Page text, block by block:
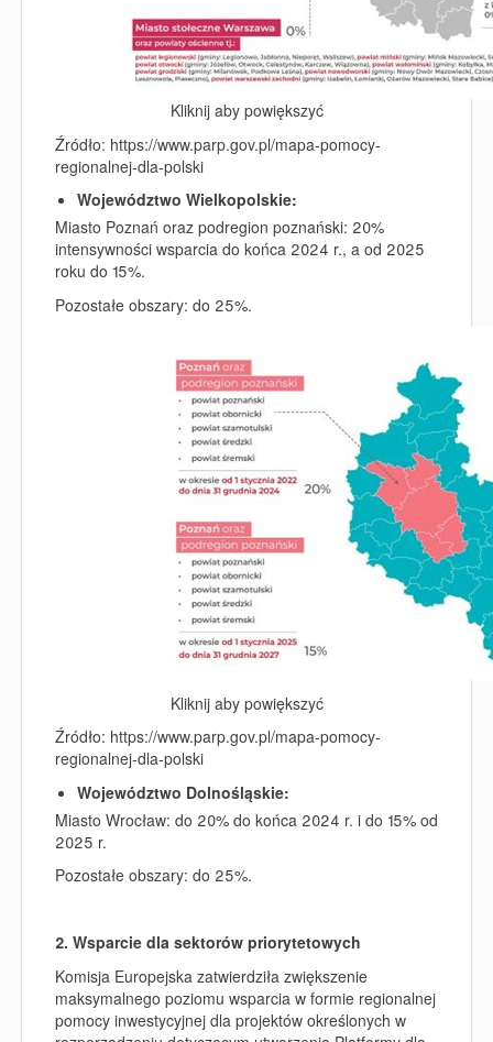
Kliknij aby powiększyć
Źródło: https://www.parp.gov.pl/mapa-pomocy-
regionalnej-dla-polski
Województwo Wielkopolskie:
Miasto Poznań oraz podregion poznański: 20%
intensywności wsparcia do końca 2024 r., a od 2025
roku do 15%.
Pozostałe obszary: do 25%.
Kliknij aby powiększyć
Źródło: https://www.parp.gov.pl/mapa-pomocy-
regionalnej-dla-polski
Województwo Dolnośląskie:
Miasto Wrocław: do 20% do końca 2024 r. i do 15% od
2025 r.
Pozostałe obszary: do 25%.
2. Wsparcie dla sektorów priorytetowych
Komisja Europejska zatwierdziła zwiększenie
maksymalnego poziomu wsparcia w formie regionalnej
pomocy inwestycyjnej dla projektów określonych w